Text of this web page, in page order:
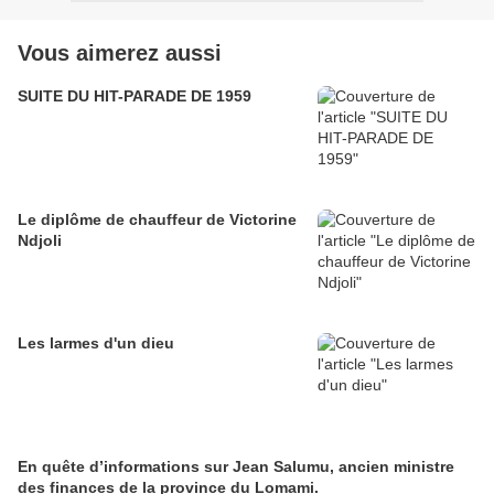
Vous aimerez aussi
SUITE DU HIT-PARADE DE 1959
Le diplôme de chauffeur de Victorine
Ndjoli
Les larmes d'un dieu
En quête d’informations sur Jean Salumu, ancien ministre
des finances de la province du Lomami.